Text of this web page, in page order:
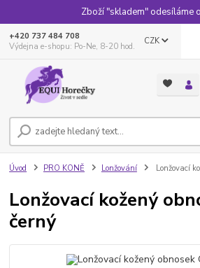
Zboží "skladem" odesíláme
CZK
+420 737 484 708
Výdejna e-shopu: Po-Ne, 8-20 hod.
Úvod PRO KONĚ Lonžování Lonžovací
Lonžovací kožený
černý